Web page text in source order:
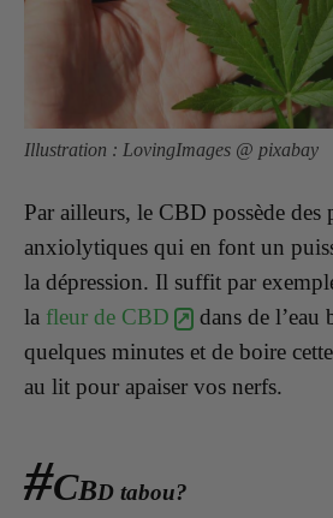
Illustration : LovingImages @ pixabay
Par ailleurs, le CBD possède des
anxiolytiques qui en font un
la dépression. Il suffit par
la fleur de CBD
dans de l’eau
quelques minutes et de boire
au lit pour apaiser vos nerfs.
#CBD tabou?